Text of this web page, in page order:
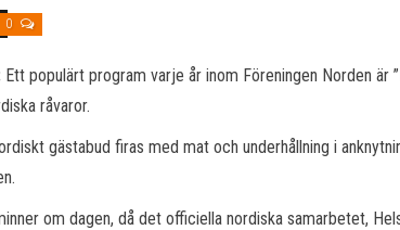
0
Ett populärt program varje år inom Föreningen Norden är
råvaror.
gästabud firas med mat och underhållning i
om dagen, då det officiella nordiska samarbetet,